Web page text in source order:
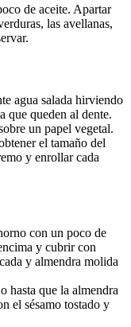
de aceite. Apartar
las avellanas,
agua salada hirviendo
que queden al dente.
un papel vegetal.
el tamaño del
y enrollar cada
con un poco de
y cubrir con
y almendra molida
hasta que la almendra
el sésamo tostado y